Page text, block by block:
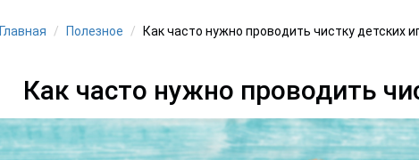
Главная Полезное Как часто нужно проводить чистку детских
Как часто нужно проводить